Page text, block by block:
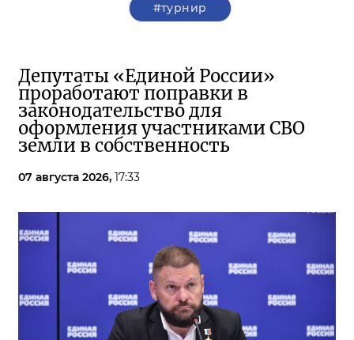
#турнир
Депутаты «Единой России»
проработают поправки в
законодательство для
оформления участниками СВО
земли в собственность
07 августа 2026, 17:33